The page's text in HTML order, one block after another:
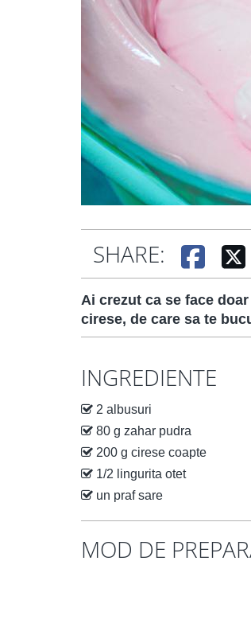
SHARE:
Ai crezut ca se face doar
cirese, de care sa te
INGREDIENTE
2 albusuri
80 g zahar pudra
200 g cirese coapte
1/2 lingurita otet
un praf sare
MOD DE